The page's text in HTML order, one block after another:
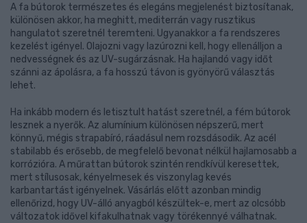
A fa bútorok természetes és elegáns megjelenést biztosítanak,
különösen akkor, ha meghitt, mediterrán vagy rusztikus
hangulatot szeretnél teremteni. Ugyanakkor a fa rendszeres
kezelést igényel. Olajozni vagy lazúrozni kell, hogy ellenálljon a
nedvességnek és az UV-sugárzásnak. Ha hajlandó vagy időt
szánni az ápolásra, a fa hosszú távon is gyönyörű választás
lehet.
Ha inkább modern és letisztult hatást szeretnél, a fém bútorok
lesznek a nyerők. Az alumínium különösen népszerű, mert
könnyű, mégis strapabíró, ráadásul nem rozsdásodik. Az acél
stabilabb és erősebb, de megfelelő bevonat nélkül hajlamosabb a
korrózióra. A műrattan bútorok szintén rendkívül keresettek,
mert stílusosak, kényelmesek és viszonylag kevés
karbantartást igényelnek. Vásárlás előtt azonban mindig
ellenőrizd, hogy UV-álló anyagból készültek-e, mert az olcsóbb
változatok idővel kifakulhatnak vagy törékennyé válhatnak.